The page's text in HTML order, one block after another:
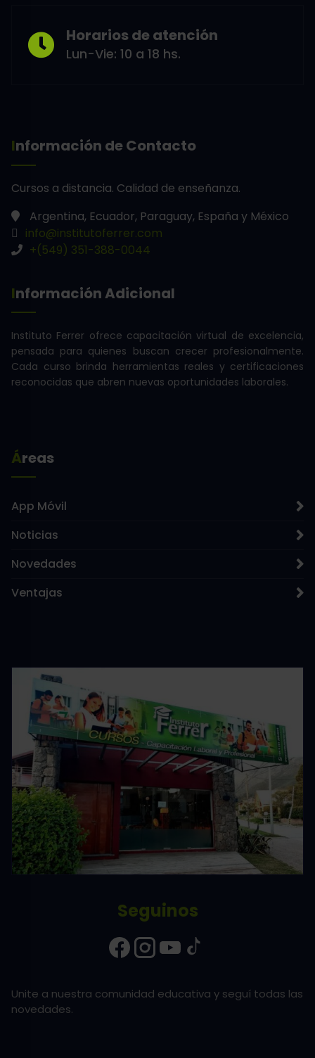
Horarios de atención
Lun-Vie: 10 a 18 hs.
Información de Contacto
Cursos a distancia. Calidad de enseñanza.
Argentina, Ecuador, Paraguay, España y México
info@institutoferrer.com
+(549) 351-388-0044
Información Adicional
Instituto Ferrer ofrece capacitación virtual de excelencia,
pensada para quienes buscan crecer profesionalmente.
Cada curso brinda herramientas reales y certificaciones
reconocidas que abren nuevas oportunidades laborales.
Áreas
App Móvil
Noticias
Novedades
Ventajas
Seguinos
Unite a nuestra comunidad educativa y seguí todas las
novedades.